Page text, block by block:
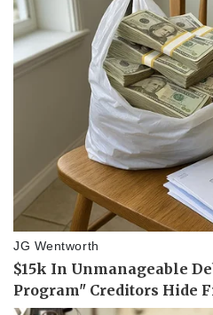
Thể thao
Bóng đá
eSports
Hậu trường